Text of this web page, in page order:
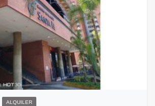
ALQUILER